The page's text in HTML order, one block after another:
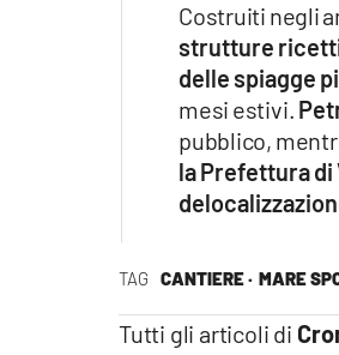
TAG CANTIERE · MARE
Tutti gli articoli di
Costruiti negli
strutture
delle spiagge
mesi estivi.
pubblico,
la Prefettura di